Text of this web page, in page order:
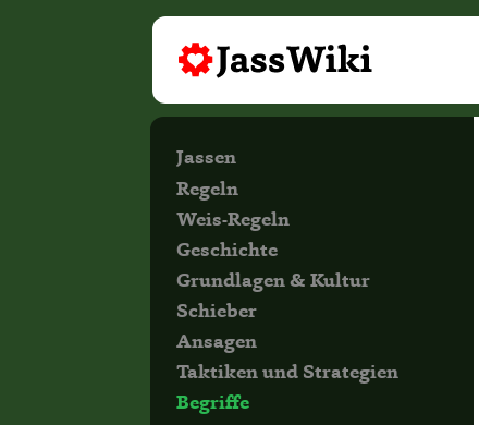
Jassen
Regeln
Weis-Regeln
Geschichte
Grundlagen & Kultur
Schieber
Ansagen
Taktiken und Strategien
Begriffe